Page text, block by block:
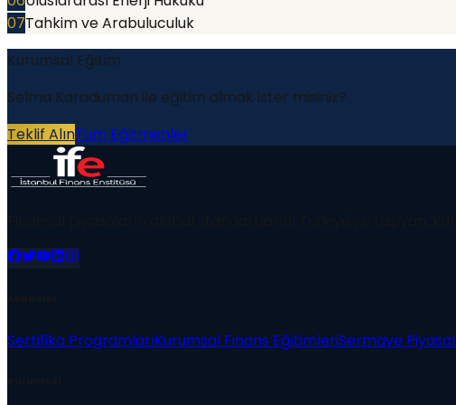
07Tahkim ve Arabuluculuk
Kurumsal Eğitim
Selma Karaduman ile eğitim almak ister misiniz?
Teklif AlınTüm Eğitmenler
Sertifika ProgramlarıKurumsal Finans EğitimleriSermaye